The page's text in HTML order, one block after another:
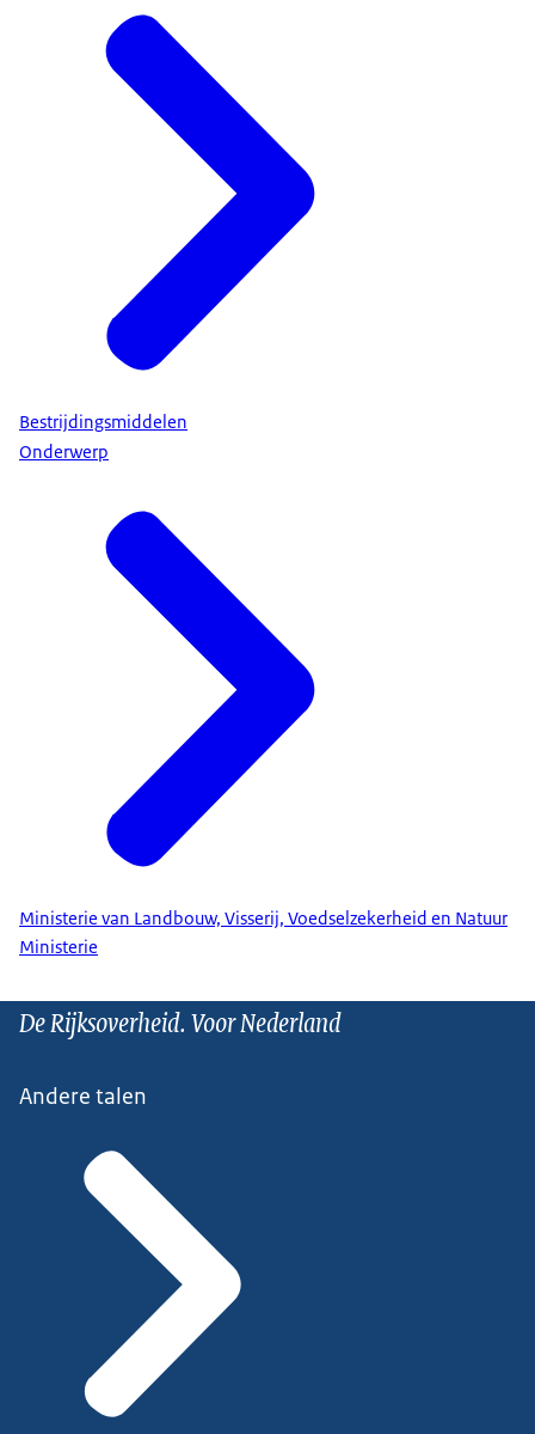
Bestrijdingsmiddelen
Onderwerp
Ministerie van Landbouw, Visserij, Voedselzekerheid en Natuur
Ministerie
De Rijksoverheid. Voor Nederland
Andere talen